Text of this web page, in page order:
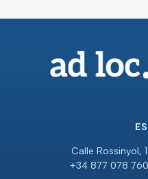
Calle Rossinyol,
+34 877 078